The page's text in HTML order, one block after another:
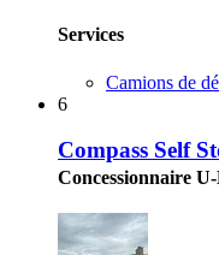
Services
Camions de
6
Compass Self
Concessionnaire